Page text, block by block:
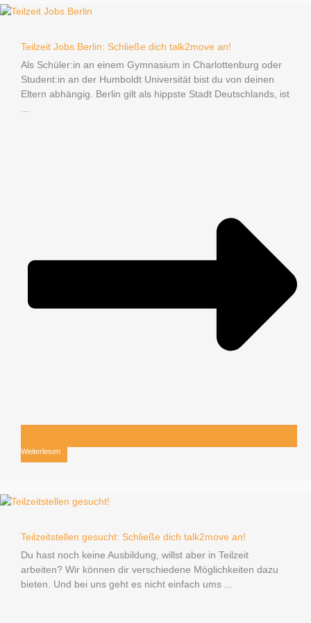
Teilzeit Jobs Berlin: Schließe dich talk2move an!
Als Schüler:in an einem Gymnasium in Charlottenburg oder
Student:in an der Humboldt Universität bist du von deinen
Eltern abhängig. Berlin gilt als hippste Stadt Deutschlands, ist
...
Weiterlesen
Teilzeitstellen gesucht: Schließe dich talk2move an!
Du hast noch keine Ausbildung, willst aber in Teilzeit
arbeiten? Wir können dir verschiedene Möglichkeiten dazu
bieten. Und bei uns geht es nicht einfach ums ...